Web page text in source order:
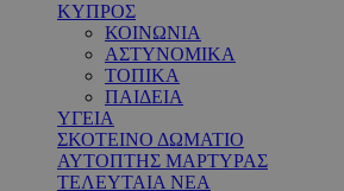
ΚΥΠΡΟΣ
ΚΟΙΝΩΝΙΑ
ΑΣΤΥΝΟΜΙΚΑ
ΤΟΠΙΚΑ
ΠΑΙΔΕΙΑ
ΥΓΕΙΑ
ΣΚΟΤΕΙΝΟ ΔΩΜΑΤΙΟ
ΑΥΤΟΠΤΗΣ ΜΑΡΤΥΡΑΣ
ΤΕΛΕΥΤΑΙΑ ΝΕΑ